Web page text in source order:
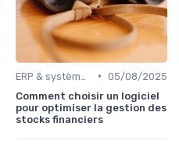
• 05/08/2025
Comment choisir un logiciel
pour optimiser la gestion des
stocks financiers